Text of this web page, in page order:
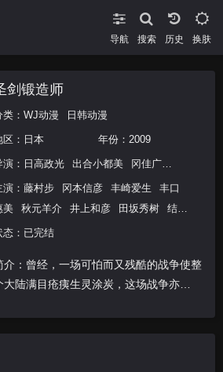
导航 搜索 换肤
剑锻造师
类： WJ动漫 日韩动漫
区： 日本 年份： 2009
演： 日高政光 出合小都美 冈佳广 恒松圭
演： 藤村步 冈本信彦 丰崎爱生
丰口
美
秋元羊介 井上和彦 田坂秀树
结本
福原香织
真澄
大塚芳忠
态：已完结
介：曾经，一场可怕而又残酷的战争使整
大陆满目疮痍生灵涂炭，这场战争亦